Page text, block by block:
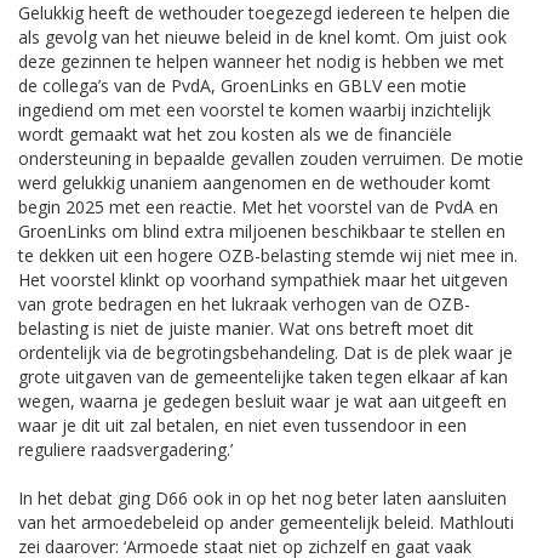
Gelukkig heeft de wethouder toegezegd iedereen te helpen die
als gevolg van het nieuwe beleid in de knel komt. Om juist ook
deze gezinnen te helpen wanneer het nodig is hebben we met
de collega’s van de PvdA, GroenLinks en GBLV een motie
ingediend om met een voorstel te komen waarbij inzichtelijk
wordt gemaakt wat het zou kosten als we de financiële
ondersteuning in bepaalde gevallen zouden verruimen. De motie
werd gelukkig unaniem aangenomen en de wethouder komt
begin 2025 met een reactie. Met het voorstel van de PvdA en
GroenLinks om blind extra miljoenen beschikbaar te stellen en
te dekken uit een hogere OZB-belasting stemde wij niet mee in.
Het voorstel klinkt op voorhand sympathiek maar het uitgeven
van grote bedragen en het lukraak verhogen van de OZB-
belasting is niet de juiste manier. Wat ons betreft moet dit
ordentelijk via de begrotingsbehandeling. Dat is de plek waar je
grote uitgaven van de gemeentelijke taken tegen elkaar af kan
wegen, waarna je gedegen besluit waar je wat aan uitgeeft en
waar je dit uit zal betalen, en niet even tussendoor in een
reguliere raadsvergadering.’
In het debat ging D66 ook in op het nog beter laten aansluiten
van het armoedebeleid op ander gemeentelijk beleid. Mathlouti
zei daarover: ‘Armoede staat niet op zichzelf en gaat vaak